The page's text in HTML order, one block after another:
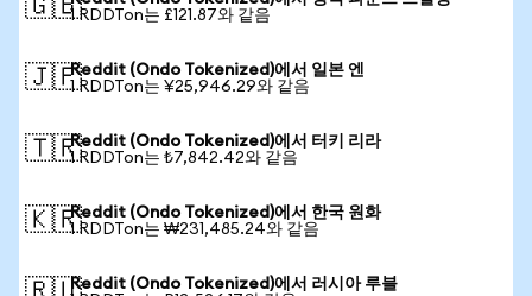
🇬🇧1 RDDTon는 £121.87와 같음
🇯🇵Reddit (Ondo Tokenized)에서 일본 엔
1 RDDTon는 ¥25,946.29와 같음
🇹🇷Reddit (Ondo Tokenized)에서 터키 리라
1 RDDTon는 ₺7,842.42와 같음
🇰🇷Reddit (Ondo Tokenized)에서 한국 원화
1 RDDTon는 ₩231,485.24와 같음
Reddit (Ondo Tokenized)에서 러시아 루블